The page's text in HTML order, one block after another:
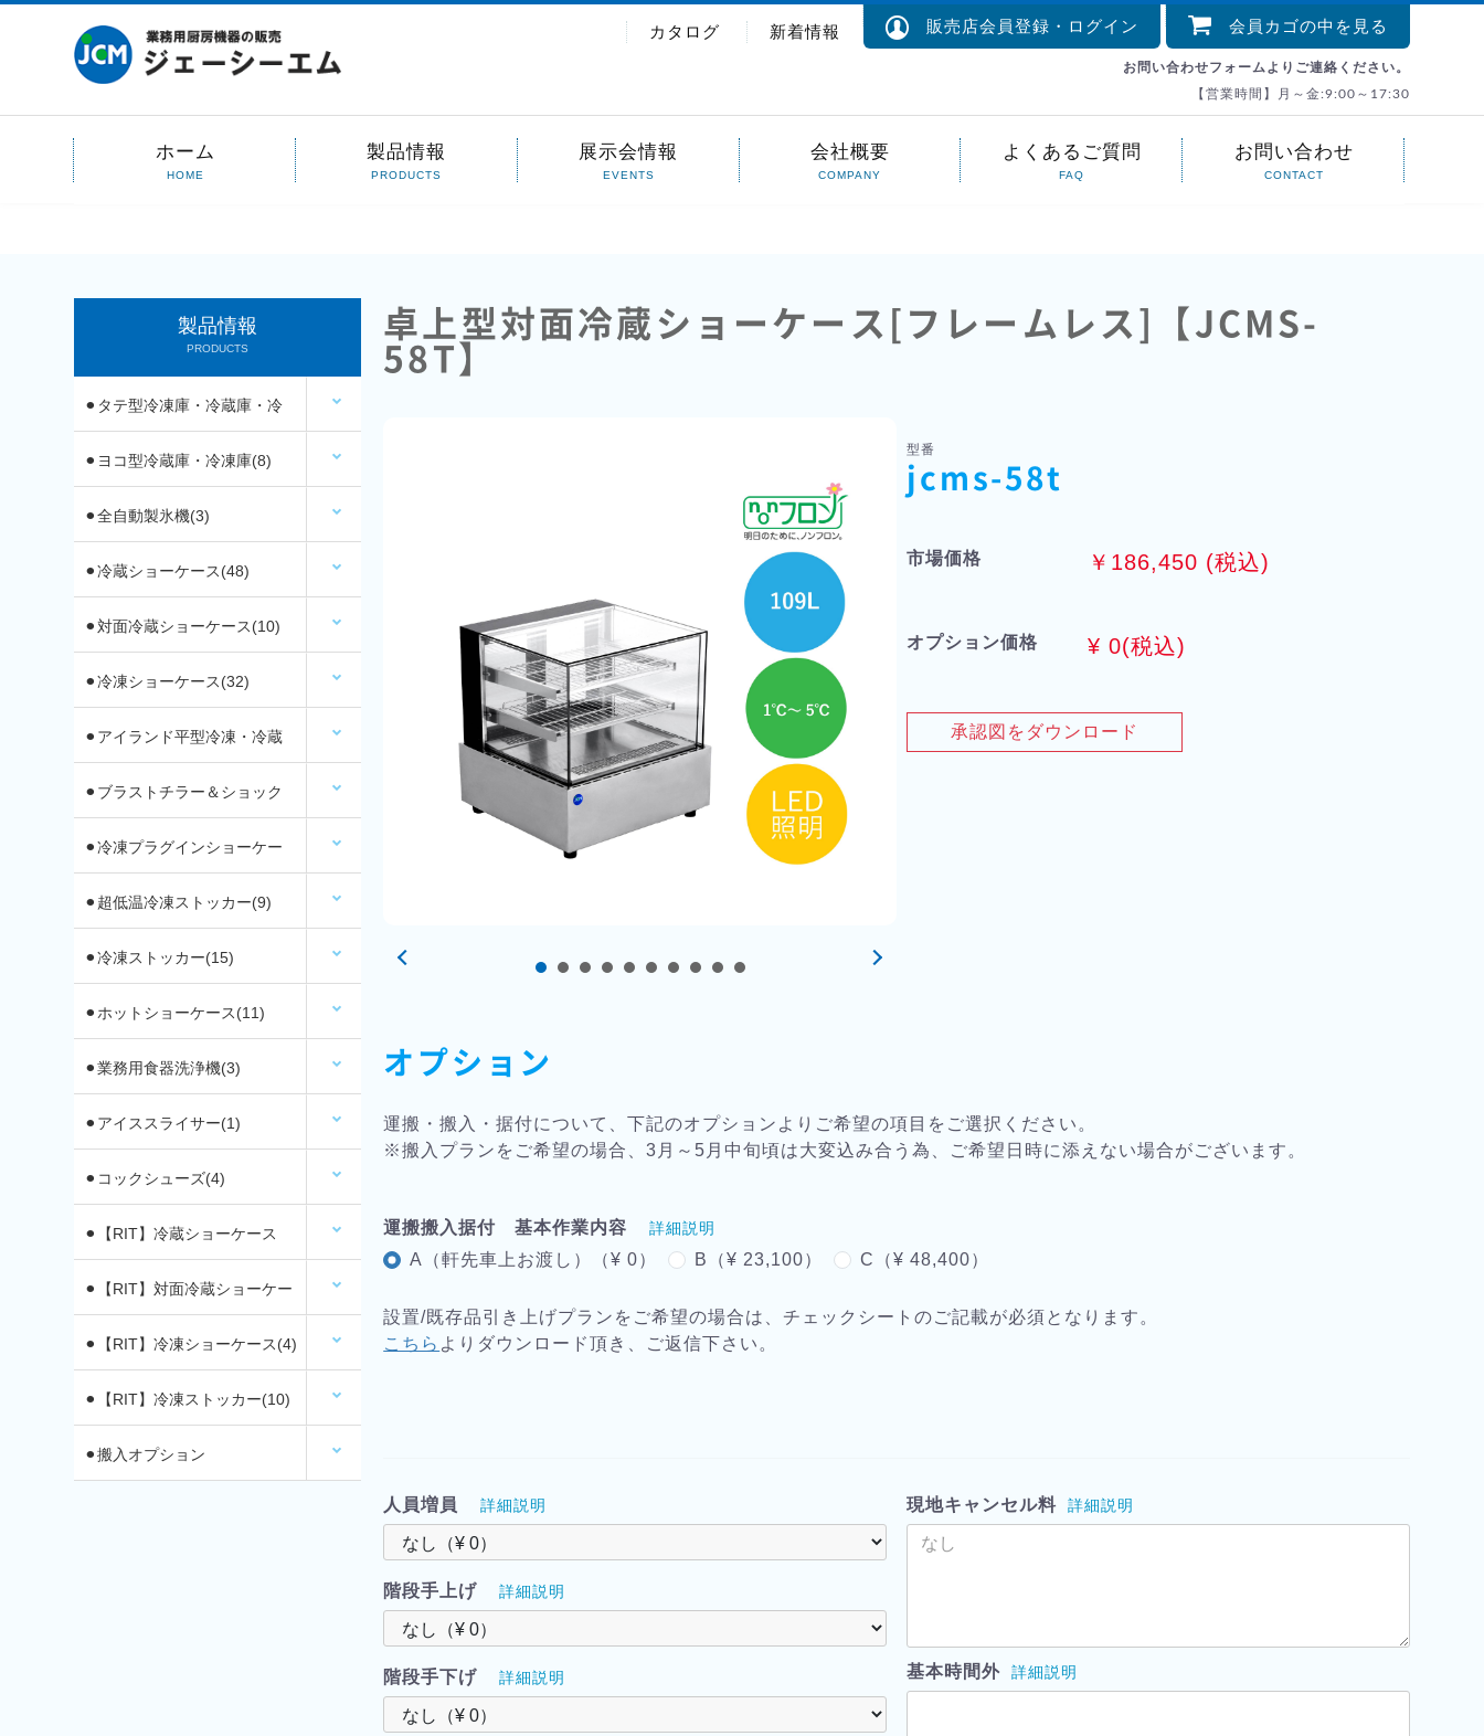
販売店会員登録・ログイン 会員カゴの中を見る
カタログ 新着情報
お問い合わせフォームよりご連絡ください。
【営業時間】月～金:9:00～17:30
ホーム
HOME
製品情報
PRODUCTS
展示会情報
EVENTS
会社概要
COMPANY
よくあるご質問
FAQ
お問い合わせ
CONTACT
卓上型対面冷蔵ショーケース[フレームレス]【JCMS-
58T】
型番
jcms-58t
市場価格 ￥186,450 (税込)
オプション価格 ¥0(税込)
承認図をダウンロード
オプション
運搬・搬入・据付について、下記のオプションよりご希望の項目をご選択ください。
※搬入プランをご希望の場合、3月～5月中旬頃は大変込み合う為、ご希望日時に添えない場合がございます。
運搬搬入据付 基本作業内容 詳細説明
A（軒先車上お渡し）（¥ 0） B（¥ 23,100） C（¥ 48,400）
設置/既存品引き上げプランをご希望の場合は、チェックシートのご記載が必須となります。
こちら よりダウンロード頂き、ご返信下さい。
人員増員 詳細説明
階段手上げ 詳細説明
階段手下げ 詳細説明
現地キャンセル料 詳細説明
基本時間外 詳細説明
製品情報
PRODUCTS
⚫︎タテ型冷凍庫・冷蔵庫・冷
凍冷蔵庫(14)
⚫︎ヨコ型冷蔵庫・冷凍庫(8)
⚫︎全自動製氷機(3)
⚫︎冷蔵ショーケース(48)
⚫︎対面冷蔵ショーケース(10)
⚫︎冷凍ショーケース(32)
⚫︎アイランド平型冷凍・冷蔵
ショーケース(12)
⚫︎ブラストチラー＆ショック
フリーザー(2)
⚫︎冷凍プラグインショーケー
ス
⚫︎超低温冷凍ストッカー(9)
⚫︎冷凍ストッカー(15)
⚫︎ホットショーケース(11)
⚫︎業務用食器洗浄機(3)
⚫︎アイススライサー(1)
⚫︎コックシューズ(4)
⚫︎【RIT】冷蔵ショーケース
(26)
⚫︎【RIT】対面冷蔵ショーケー
ス(6)
⚫︎【RIT】冷凍ショーケース(4)
⚫︎【RIT】冷凍ストッカー(10)
⚫︎搬入オプション